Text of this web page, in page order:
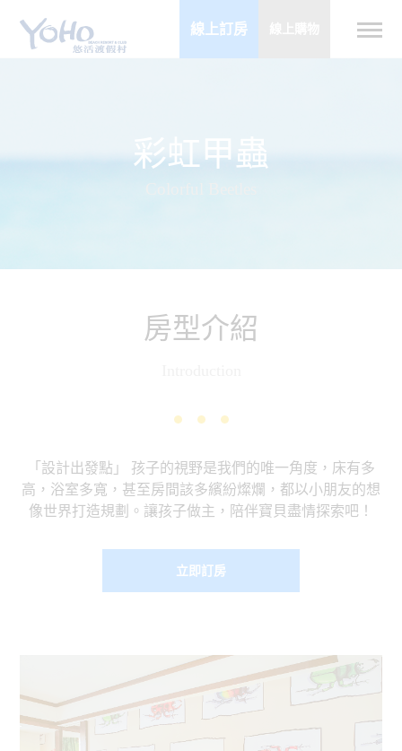
線上訂房
彩虹甲蟲
房型介紹
「設計出發點」 孩子的視野是我們的唯一角度，床有多
高，浴室多寬，甚至房間該多繽紛燦爛，都以小朋友的想
像世界打造規劃。讓孩子做主，陪伴寶貝盡情探索吧！
立即訂房